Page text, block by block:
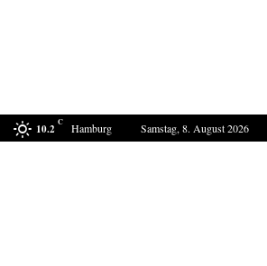
10.2 C Hamburg Samstag, 8. August 2026
Bestell-Scam – eine neue Masche